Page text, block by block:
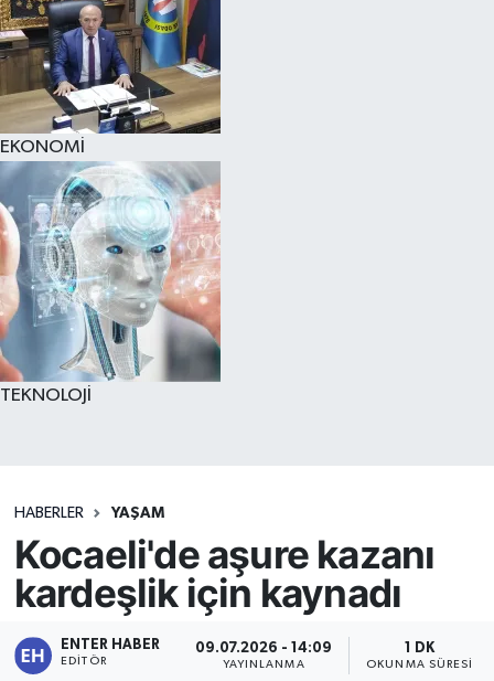
EKONOMİ
TEKNOLOJİ
HABERLER YAŞAM
Kocaeli'de aşure kazanı
kardeşlik için kaynadı
ENTER HABER
EDITÖR
09.07.2026 - 14:09
YAYINLANMA
1 DK
OKUNMA SÜRESI